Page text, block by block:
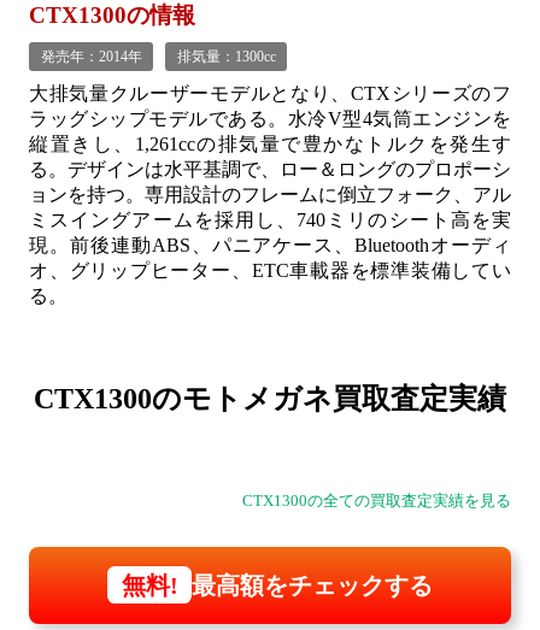
CTX1300の情報
発売年：2014年 排気量：1300cc
大排気量クルーザーモデルとなり、CTXシリーズのフ
ラッグシップモデルである。水冷V型4気筒エンジンを
縦置きし、1,261ccの排気量で豊かなトルクを発生す
る。デザインは水平基調で、ロー＆ロングのプロポーシ
ョンを持つ。専用設計のフレームに倒立フォーク、アル
ミスイングアームを採用し、740ミリのシート高を実
現。前後連動ABS、パニアケース、Bluetoothオーディ
オ、グリップヒーター、ETC車載器を標準装備してい
る。
CTX1300のモトメガネ買取査定実績
CTX1300の全ての買取査定実績を見る
無料! 最高額をチェックする